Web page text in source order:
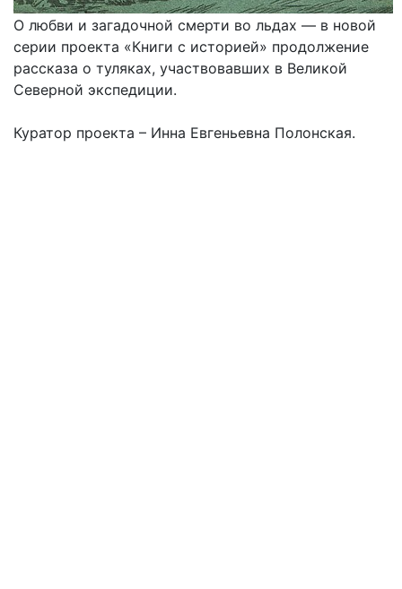
О любви и загадочной смерти во льдах — в новой
серии проекта «Книги с историей» продолжение
рассказа о туляках, участвовавших в Великой
Северной экспедиции.
Куратор проекта – Инна Евгеньевна Полонская.